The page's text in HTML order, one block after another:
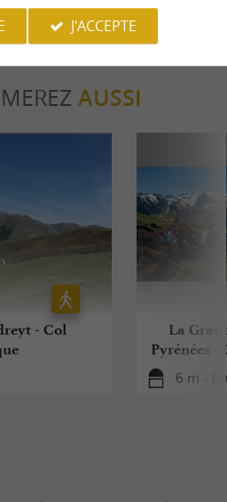
AUSSI
- Col
La
Pyrénées
6 m -
J'ACCEPTE